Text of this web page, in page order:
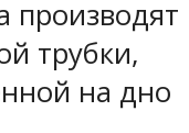
производят
трубки,
на дно